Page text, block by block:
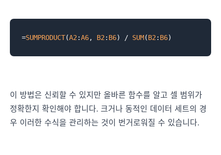
=SUMPRODUCT(A2 :A6, B2 : B6) / SUM(B2 : B6
이 방법은 신뢰할 수 있지만 올바른 함수를 알고 셀 범위가
정확한지 확인해야 합니다. 크거나 동적인 데이터 세트의 경
우 이러한 수식을 관리하는 것이 번거로워질 수 있습니다.